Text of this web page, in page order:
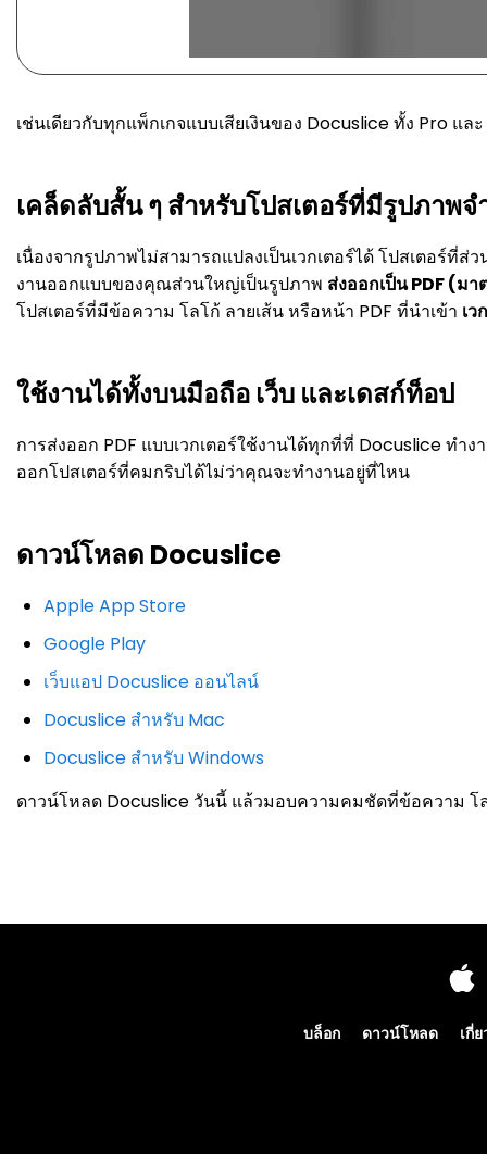
เช่นเดียวกับทุกแพ็กเกจแบบเสียเงินของ Docuslice ทั้ง Pro แล
เคล็ดลับสั้น ๆ สำหรับโปสเตอร์ที่มีรูปภาพ
เนื่องจากรูปภาพไม่สามารถแปลงเป็นเวกเตอร์ได้ โปสเตอร์
งานออกแบบของคุณส่วนใหญ่เป็นรูปภาพ ส่งออกเป็น PDF (ม
โปสเตอร์ที่มีข้อความ โลโก้ ลายเส้น หรือหน้า PDF ที่นำเข้า เว
ใช้งานได้ทั้งบนมือถือ เว็บ และเดสก์ท็อป
การส่งออก PDF แบบเวกเตอร์ใช้งานได้ทุกที่ที่ Docuslice ทำ
ออกโปสเตอร์ที่คมกริบได้ไม่ว่าคุณจะทำงานอยู่ที่ไหน
ดาวน์โหลด Docuslice
Apple App Store
Google Play
เว็บแอป Docuslice ออนไลน์
Docuslice สำหรับ Mac
Docuslice สำหรับ Windows
ดาวน์โหลด Docuslice วันนี้ แล้วมอบความคมชัดที่ข้อความ
บล็อก ดาวน์โหลด เกี่